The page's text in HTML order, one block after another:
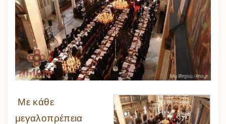
Με κάθε
μεγαλοπρέπεια